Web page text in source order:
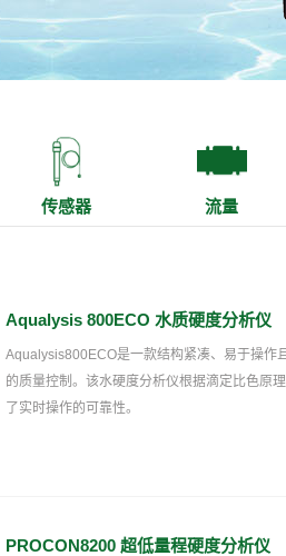
传感器 流量
Aqualysis 800ECO 水质硬度分析仪
Aqualysis800ECO是一款结构紧凑、易于操作
的质量控制。该水硬度分析仪根据滴定比色原
了实时操作的可靠性。
PROCON8200 超低量程硬度分析仪